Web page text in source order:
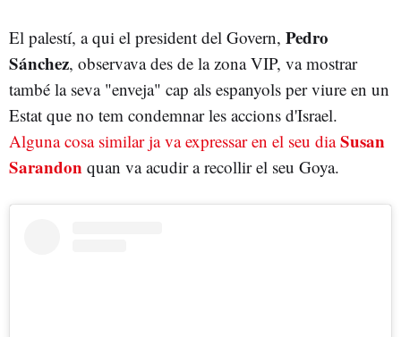
El palestí, a qui el president del Govern, Pedro
Sánchez, observava des de la zona VIP, va mostrar
també la seva "enveja" cap als espanyols per viure en un
Estat que no tem condemnar les accions d'Israel.
Alguna cosa similar ja va expressar en el seu diaSusan
Sarandon quan va acudir a recollir el seu Goya.